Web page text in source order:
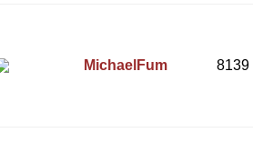
MichaelFum 8139